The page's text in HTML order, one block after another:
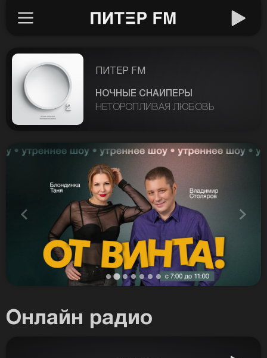
ПИТЕР FM
НОЧНЫЕ СНАЙПЕРЫ
НЕТОРОПЛИВАЯ ЛЮБОВЬ
Онлайн радио